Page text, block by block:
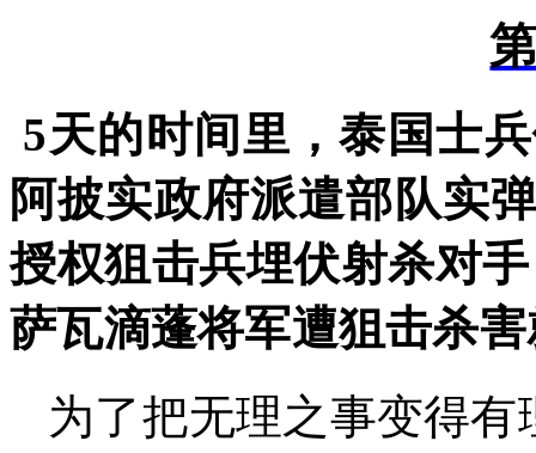
5天的时间里，泰国士
阿披实政府派遣部队实
授权狙击兵埋伏射杀对
萨瓦滴蓬将军遭狙击杀
为了把无理之事变得